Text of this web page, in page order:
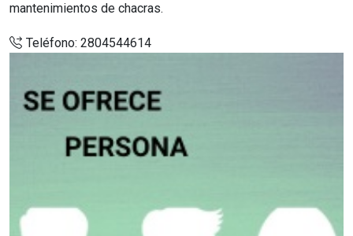
mantenimientos de chacras.
Teléfono: 2804544614